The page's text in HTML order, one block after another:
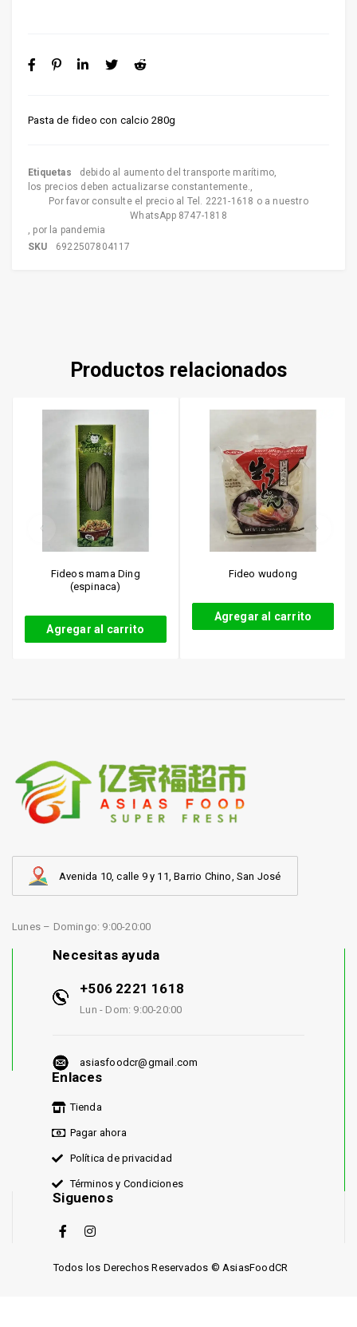
Pasta de fideo con calcio 280g
Etiquetas debido al aumento del transporte marítimo,
los precios deben actualizarse constantemente.,
Por favor consulte el precio al Tel. 2221-1618 o a nuestro
WhatsApp 8747-1818
, por la pandemia
SKU
6922507804117
Productos relacionados
Fideos mama Ding
(espinaca)
Agregar al carrito
Fideo wudong
Agregar al carrito
Avenida 10, calle 9 y 11, Barrio Chino, San José
Lunes – Domingo: 9:00-20:00
Necesitas ayuda
+506 2221 1618
Lun - Dom: 9:00-20:00
asiasfoodcr@gmail.com
Enlaces
Tienda
Pagar ahora
Política de privacidad
Términos y Condiciones
Siguenos
Todos los Derechos Reservados © AsiasFoodCR